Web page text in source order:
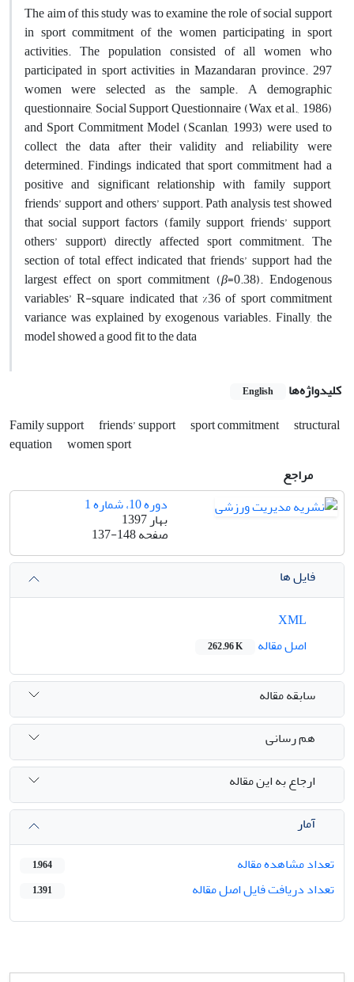
The aim of this study was to examine the role of social support
in sport commitment of the women participating in sport
activities. The population consisted of all women who
participated in sport activities in Mazandaran province. 297
women were selected as the sample. A demographic
questionnaire, Social Support Questionnaire (Wax et al., 1986)
and Sport Commitment Model (Scanlan, 1993) were used to
collect the data after their validity and reliability were
determined. Findings indicated that sport commitment had a
positive and significant relationship with family support,
friends’ support and others’ support. Path analysis test showed
that social support factors (family support, friends’ support,
others’ support) directly affected sport commitment. The
section of total effect indicated that friends’ support had the
largest effect on sport commitment (β=0.38). Endogenous
variables’ R-square indicated that %36 of sport commitment
variance was explained by exogenous variables. Finally, the
model showed a good fit to the data
کلیدواژه‌ها English
Family support friends’ support sport commitment structural
equation
women sport
مراجع
دوره 10، شماره 1
بهار 1397
صفحه137-148
فایل ها
اصل مقاله
262.96 K
سابقه مقاله
هم رسانی
ارجاع به این مقاله
آمار
تعداد مشاهده مقاله
1,964
تعداد دریافت فایل اصل مقاله 1,391